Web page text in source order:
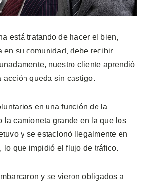
está tratando de hacer el bien,
en su comunidad, debe recibir
nuestro cliente aprendió
acción queda sin castigo.
en una función de la
la camioneta grande en la que los
y se estacionó ilegalmente en
lo que impidió el flujo de tráfico.
y se vieron obligados a